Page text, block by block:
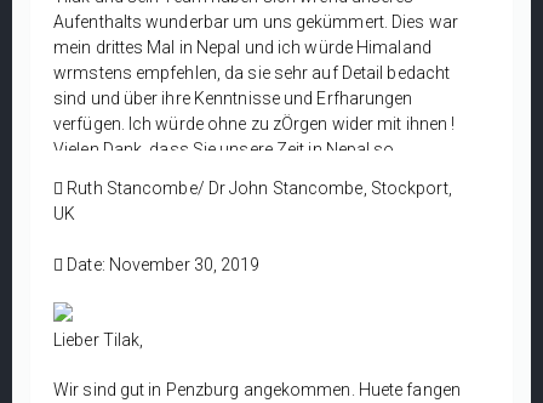
Aufenthalts wunderbar um uns gekümmert. Dies war
mein drittes Mal in Nepal und ich würde Himaland
wӓrmstens empfehlen, da sie sehr auf Detail bedacht
sind und über ihre Kenntnisse und Erfharungen
verfügen. Ich würde ohne zu zÖrgen wider mit ihnen !
Vielen Dank, dass Sie unsere Zeit in Nepal so
Erlebnis bereiten.
Stockport, UK
Ruth Stancombe/ Dr John Stancombe, Stockport,
UK
Date: November 30, 2019
Lieber Tilak,
Wir sind gut in Penzburg angekommen. Huete fangen